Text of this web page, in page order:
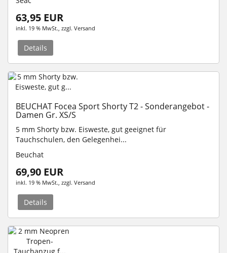
63,95 EUR
inkl. 19 % MwSt. , zzgl. Versand
Details
BEUCHAT Focea Sport Shorty T2 - Sonderangebot -
Damen Gr. XS/S
5 mm Shorty bzw. Eisweste, gut geeignet für
Tauchschulen, den Gelegenhei...
Beuchat
69,90 EUR
inkl. 19 % MwSt. , zzgl. Versand
Details